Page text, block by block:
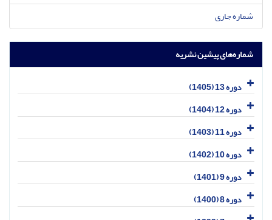
شماره جاری
شماره‌های پیشین نشریه
دوره 13 (1405)
دوره 12 (1404)
دوره 11 (1403)
دوره 10 (1402)
دوره 9 (1401)
دوره 8 (1400)